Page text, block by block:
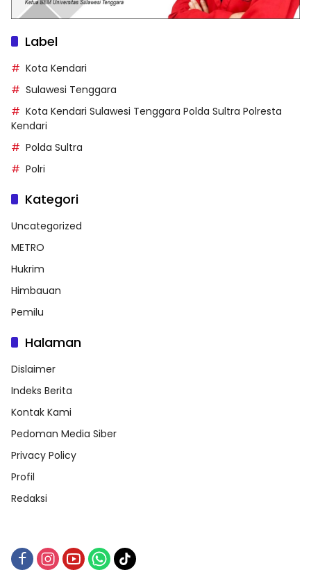
Label
Kota Kendari
Sulawesi Tenggara
Kota Kendari Sulawesi Tenggara Polda Sultra Polresta
Kendari
Polda Sultra
Polri
Kategori
Uncategorized
METRO
Hukrim
Himbauan
Pemilu
Halaman
Dislaimer
Indeks Berita
Kontak Kami
Pedoman Media Siber
Privacy Policy
Profil
Redaksi